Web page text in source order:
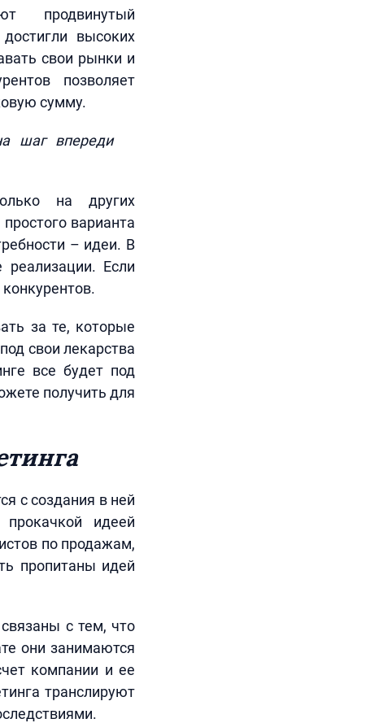
продвинутый
высоких
свои рынки и
позволяет
сумму.
шаг впереди
на других
варианта
– идеи. В
Если
за те, которые
свои лекарства
все будет под
получить для
с создания в ней
идеей
по продажам,
пропитаны идей
с тем, что
они занимаются
компании и ее
транслируют